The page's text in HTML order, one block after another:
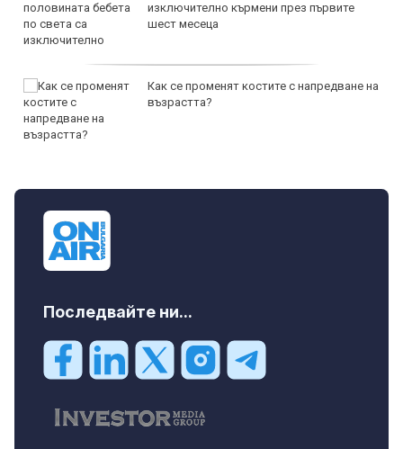
изключително кърмени през първите
шест месеца
Как се променят костите с напредване на
възрастта?
Последвайте ни...